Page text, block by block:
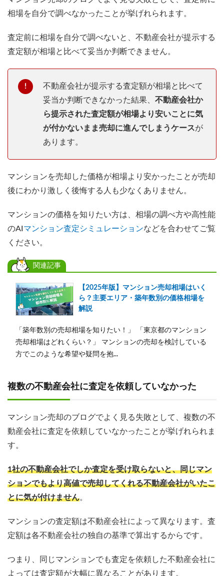
相場を自分で調べなかったことが挙げれられます。
査定前に相場を自分で調べないと、不動産会社が提示する
査定額が相場と比べて妥当か判断できません。
不動産会社が提示する査定額が相場と比べて
妥当か判断できなかった結果、 不動産会社か
ら提示された査定額が相場より安いことに気
が付かないまま売却に進んでしまうケースが
あります。
マンションを売却した価格が相場より安かったことが売却
後にわかり激しく後悔する人も少なくありません。
マンションの価格を知りたい方は、相場の調べ方や高性能
のAI マンション査定シミュレーションなどを合わせてご覧
ください。
関連記事
【2025年版】マンション売却相場はいく
ら？主要エリア・築年数別の価格相場を
解説
「築年数別の売却相場を知りたい！」 「東京都のマンション
売却相場はどれくらい？」 マンションの売却を検討している
方でこのような希望や疑問を抱...
複数の不動産会社に査定を依頼していなかった
マンション売却のブログでよく見る失敗として、複数の不
動産会社に査定を依頼していなかったことが挙げれられま
す。
1社の不動産会社でしか査定を受け取らないと、同じマン
ションでもより高値で売却してくれる不動産会社がいたこ
とに気が付けません。
マンションの査定額は不動産会社によって異なります。査
定額は各不動産会社の独自の基準で算出するからです。
つまり、同じマンションでも査定を依頼した不動産会社に
よっては査定額が大幅に異なることがあります。